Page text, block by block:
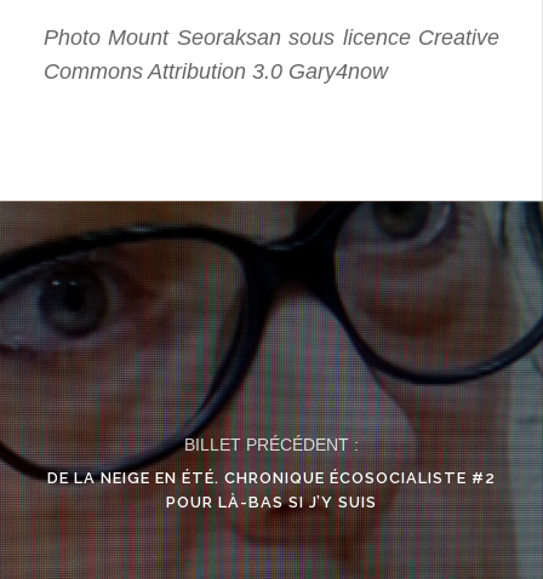
Photo Mount Seoraksan sous licence Creative
Commons Attribution 3.0 Gary4now
BILLET PRÉCÉDENT :
DE LA NEIGE EN ÉTÉ. CHRONIQUE ÉCOSOCIALISTE #2
POUR LÀ-BAS SI J’Y SUIS